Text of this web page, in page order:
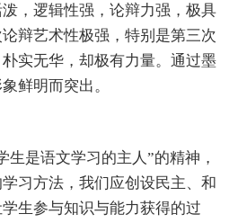
，逻辑性强，论辩力强，极具
辩艺术性极强，特别是第三次
实无华，却极有力量。通过墨
鲜明而突出。
生是语文学习的主人”的精神，
习方法，我们应创设民主、和
生参与知识与能力获得的过